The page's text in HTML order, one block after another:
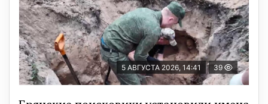
5 АВГУСТА 2026, 14:41 39